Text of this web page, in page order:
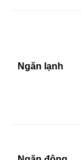
Ngăn lạnh